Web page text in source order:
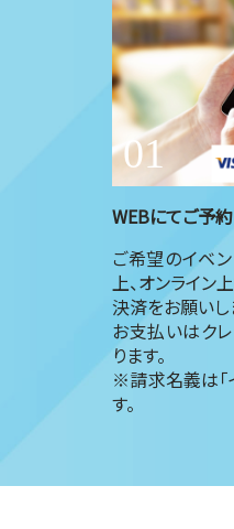
WEBにてご予
ご希望のイベ
上、オンライン
決済をお願いし
お支払いはク
ります。
※請求名義は「
す。